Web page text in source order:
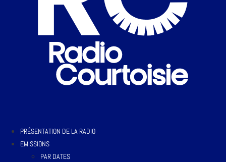
PRÉSENTATION DE LA RADIO
EMISSIONS
PAR DATES